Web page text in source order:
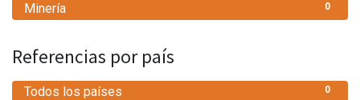
0
Minería
Referencias por país
0
Todos los países